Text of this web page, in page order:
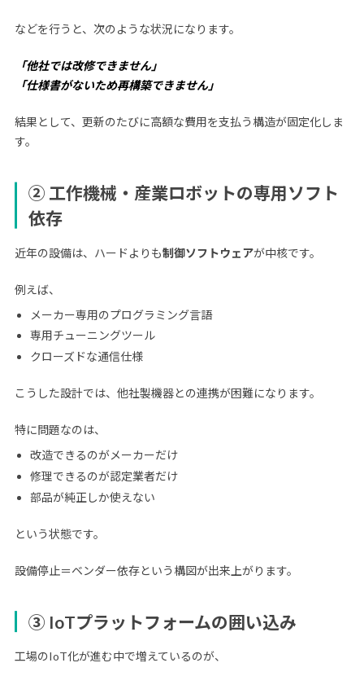
などを行うと、次のような状況になります。
「他社では改修できません」
「仕様書がないため再構築できません」
結果として、更新のたびに高額な費用を支払う構造が固定化しま
す。
② 工作機械・産業ロボットの専用ソフト
依存
近年の設備は、ハードよりも制御ソフトウェアが中核です。
例えば、
メーカー専用のプログラミング言語
専用チューニングツール
クローズドな通信仕様
こうした設計では、他社製機器との連携が困難になります。
特に問題なのは、
改造できるのがメーカーだけ
修理できるのが認定業者だけ
部品が純正しか使えない
という状態です。
設備停止＝ベンダー依存という構図が出来上がります。
③ IoTプラットフォームの囲い込み
工場のIoT化が進む中で増えているのが、